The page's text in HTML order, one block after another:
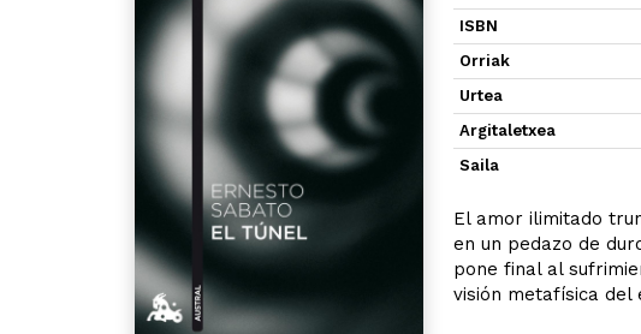
ISBN
Orriak
Urtea
Argitaletxea
Saila
El amor ilimitado
en un pedazo de
pone final al
visión metafísica del